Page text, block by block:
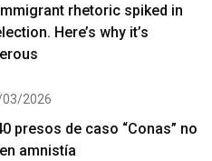
rhetoric spiked in
Here’s why it’s
2026
presos de caso “Conas” no
amnistía